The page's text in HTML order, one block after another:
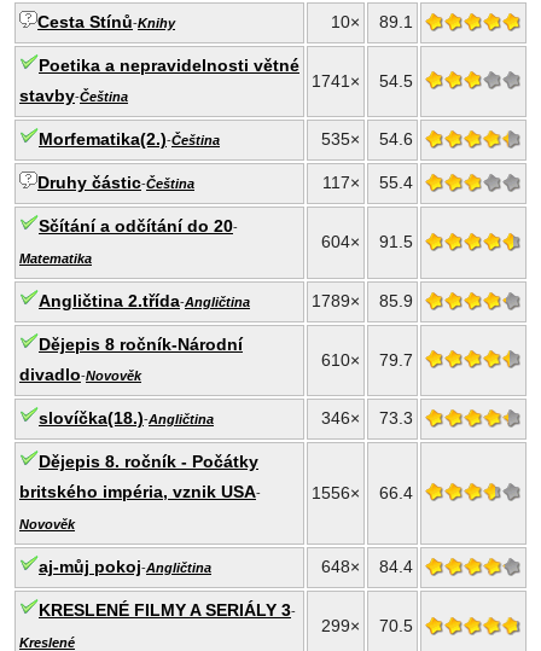
Cesta Stínů-Knihy 10× 89.1
Poetika a nepravidelnosti větné
stavby-Čeština
1741× 54.5
Morfematika(2.)-Čeština 535× 54.6
Druhy částic-Čeština 117× 55.4
Sčítání a odčítání do 20-
Matematika
604× 91.5
Angličtina 2.třída-Angličtina 1789× 85.9
Dějepis 8 ročník-Národní
divadlo-Novověk
610× 79.7
slovíčka(18.)-Angličtina 346× 73.3
Dějepis 8. ročník - Počátky
britského impéria, vznik USA-
Novověk
1556× 66.4
aj-můj pokoj-Angličtina 648× 84.4
KRESLENÉ FILMY A SERIÁLY 3-
Kreslené
299× 70.5